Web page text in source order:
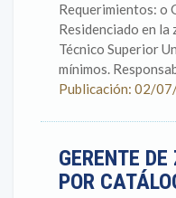
Requerimientos: o
Residenciado en la
Técnico Superior
mínimos.
Publicación: 02/
GERENTE
POR